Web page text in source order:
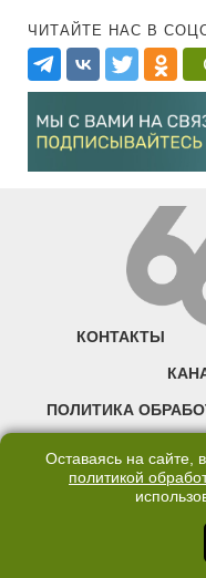
ЧИТАЙТЕ НАС В
КОНТАКТЫ
ПОЛИТИКА
©2007—2025 66.RU.
правообладателя запрещено.
Екатеринбурга — «66.ru» (18+)
надзору в сфере связи,
Оставаясь на сайте,
политикой